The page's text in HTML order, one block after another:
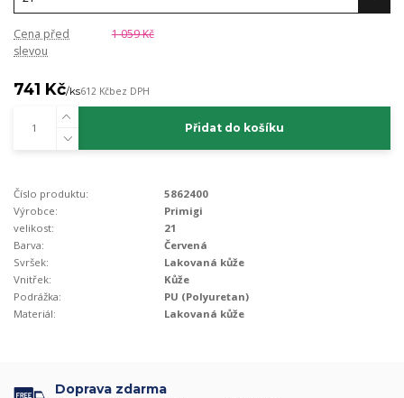
Cena před
slevou
1 059 Kč
741 Kč/ks612 Kčbez DPH
Přidat do košíku
Číslo produktu:
5862400
Výrobce:
Primigi
velikost:
21
Barva:
Červená
Svršek:
Lakovaná kůže
Vnitřek:
Kůže
Podrážka:
PU (Polyuretan)
Materiál:
Lakovaná kůže
Doprava zdarma